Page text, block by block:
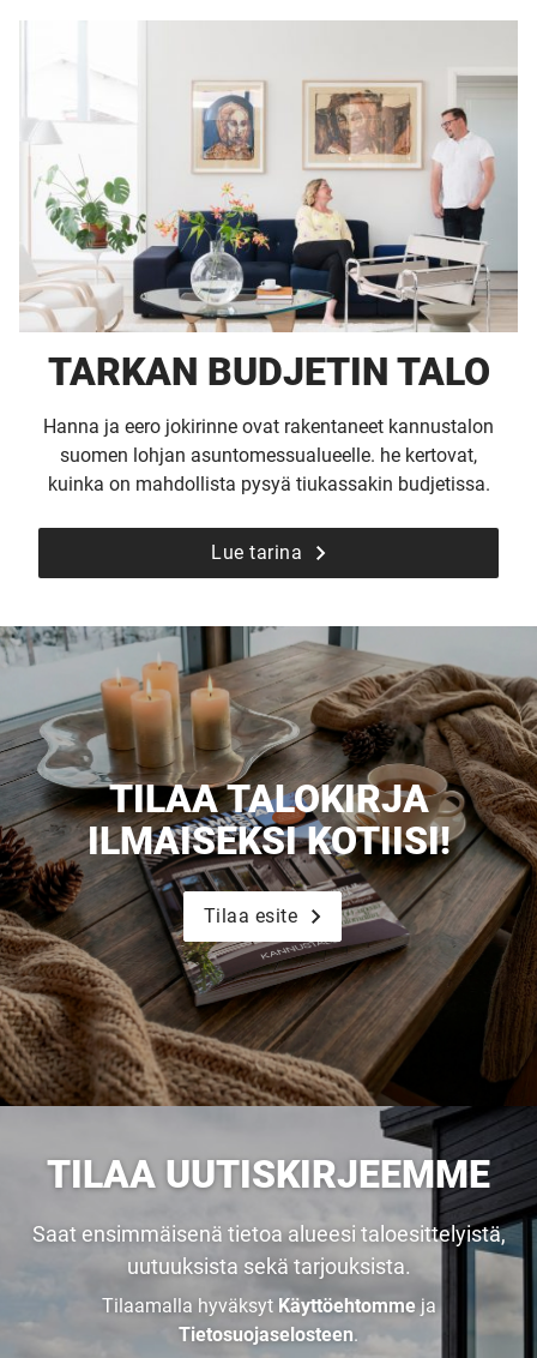
TARKAN BUDJETIN TALO
Hanna ja eero jokirinne ovat rakentaneet kannustalon
suomen lohjan asuntomessualueelle. he kertovat,
kuinka on mahdollista pysyä tiukassakin budjetissa.
Lue tarina
TILAA TALOKIRJA
ILMAISEKSI KOTIISI!
Tilaa esite
TILAA UUTISKIRJEEMME
Saat ensimmäisenä tietoa alueesi taloesittelyistä,
uutuuksista sekä tarjouksista.
Tilaamalla hyväksyt Käyttöehtommeja
Tietosuojaselosteen.